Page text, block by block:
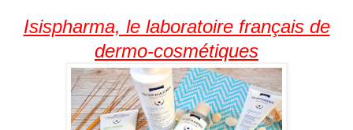
Isispharma, le laboratoire français de
dermo-cosmétiques